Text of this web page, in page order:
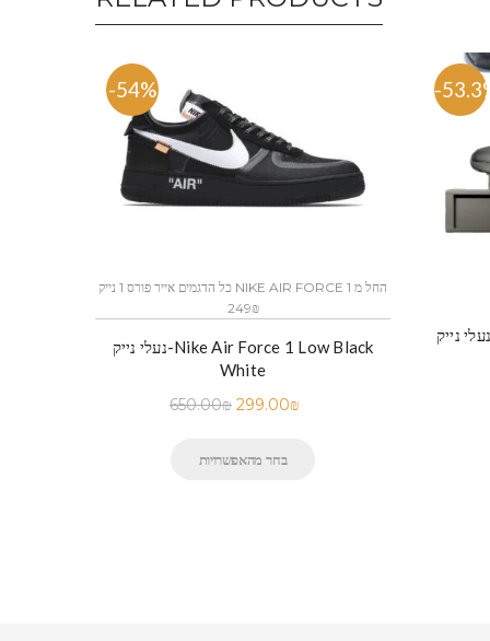
-54%
כל הדגמים אייר פורס 1 נייק NIKE AIR FORCE 1 החל מ
249₪
נעלי נייק-Nike Air Force 1 Low Black
White
650.00₪ 299.00₪
בחר מהאפשרויות
-53.3%